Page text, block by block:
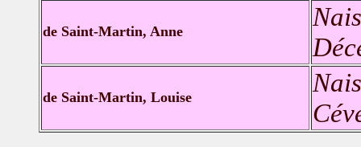
de Saint-Martin, Anne
de Saint-Martin, Louise